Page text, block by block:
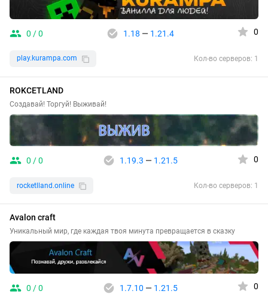
0 / 0 1.18 — 1.21.4 0
play.kurampa.com Кол-во серверов: 1
ROKCETLAND
Создавай! Торгуй! Выживай!
0 / 0 1.19.3 — 1.21.5 0
rocketlland.online Кол-во серверов: 1
Avalon craft
Уникальный мир, где каждая твоя минута превращается в сказку
0 / 0 1.7.10 — 1.21.5 0